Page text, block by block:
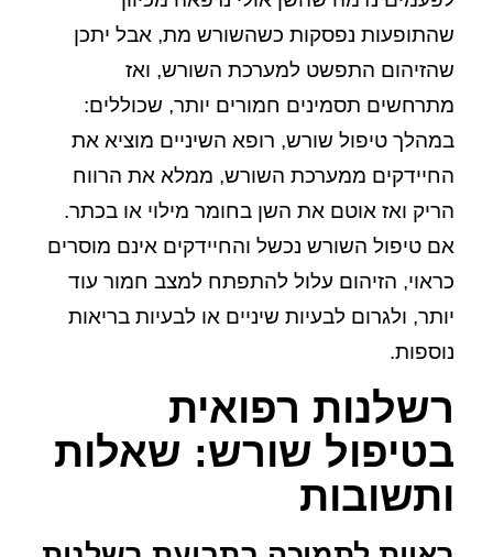
שהתופעות נפסקות כשהשורש מת, אבל יתכן
שהזיהום התפשט למערכת השורש, ואז
מתרחשים תסמינים חמורים יותר, שכוללים:
במהלך טיפול שורש, רופא השיניים מוציא את
החיידקים ממערכת השורש, ממלא את הרווח
הריק ואז אוטם את השן בחומר מילוי או בכתר.
אם טיפול השורש נכשל והחיידקים אינם מוסרים
כראוי, הזיהום עלול להתפתח למצב חמור עוד
יותר, ולגרום לבעיות שיניים או לבעיות בריאות
נוספות.
רשלנות רפואית
בטיפול שורש: שאלות
ותשובות